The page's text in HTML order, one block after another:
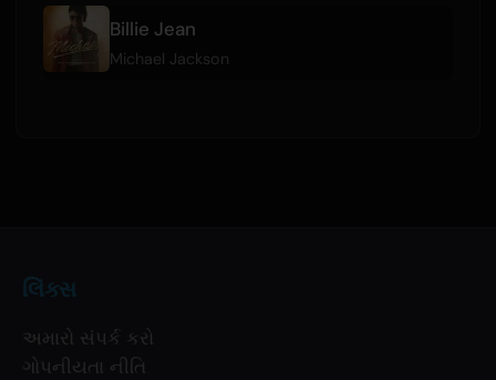
Billie Jean
Michael Jackson
લિંક્સ
અમારો સંપર્ક કરો
ગોપનીયતા નીતિ